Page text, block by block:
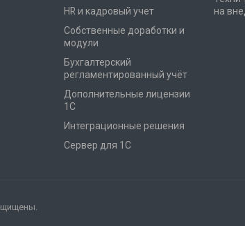
HR и кадровый учет
Собственные доработки и
модули
Бухгалтерский
регламентированный учёт
Дополнительные лицензии
1С
Интеграционные решения
Сервер для 1С
на